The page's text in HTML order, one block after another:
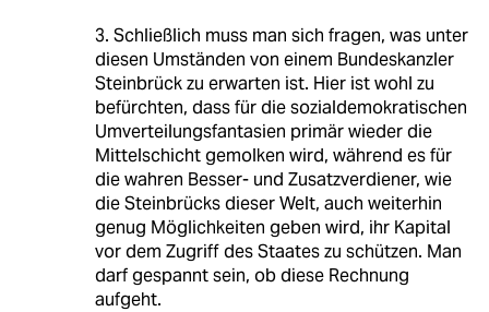
3. Schließlich muss man sich fragen, was unter
diesen Umständen von einem Bundeskanzler
Steinbrück zu erwarten ist. Hier ist wohl zu
befürchten, dass für die sozialdemokratischen
Umverteilungsfantasien primär wieder die
Mittelschicht gemolken wird, während es für
die wahren Besser- und Zusatzverdiener, wie
die Steinbrücks dieser Welt, auch weiterhin
genug Möglichkeiten geben wird, ihr Kapital
vor dem Zugriff des Staates zu schützen. Man
darf gespannt sein, ob diese Rechnung
aufgeht.